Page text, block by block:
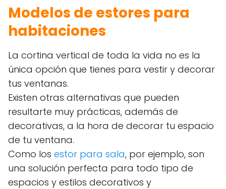
Modelos de estores para
habitaciones
La cortina vertical de toda la vida no es la
única opción que tienes para vestir y decorar
tus ventanas.
Existen otras alternativas que pueden
resultarte muy prácticas, además de
decorativas, a la hora de decorar tu espacio
de tu ventana.
Como los estor para sala, por ejemplo, son
una solución perfecta para todo tipo de
espacios y estilos decorativos y